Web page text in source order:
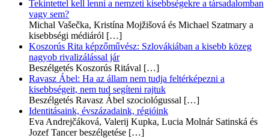
Tekintettel kell lenni a nemzeti kisebbségekre a társadalomban
vagy sem?
Michal Vašečka, Kristína Mojžišová és Michael Szatmary a
kisebbségi médiáról […]
Koszorús Rita képzőművész: Szlovákiában a kisebb közeg
nagyob rivalizálással jár
Beszélgetés Koszorús Ritával […]
Ravasz Ábel: Ha az állam nem tudja feltérképezni a
kisebbségeit, nem tud segíteni rajtuk
Beszélgetés Ravasz Ábel szociológussal […]
Identitásaink, évszázadaink, régióink
Eva Andrejčáková, Valerij Kupka, Lucia Molnár Satinská és
Jozef Tancer beszélgetése […]